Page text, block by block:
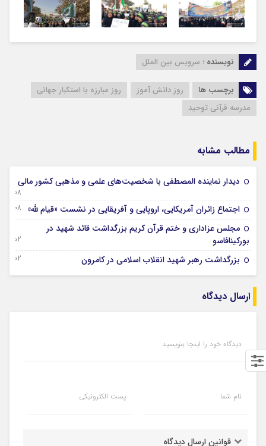
نویسنده : سرویس بین الملل
برچسب ها روز دانش آموز
روز مبارزه با استکبار جهانی
مدرسه قرآنی توحید
مطالب مشابه
دیدار نماینده المصطفی با شخصیت‌های علمی و مذهبی کشور مالی
08 آگوست 2026
اجتماع زائران آمریکایی، اروپایی و آفریقایی در نشست «قیام لله» 08 آگوست 2026
مجلس عزاداری و ختم قرآن کریم بزرگداشت قائد شهید در
بورکینافاسو
02 آگوست 2026
بزرگداشت رهبر شهید انقلاب اسلامی در کامرون 02 آگوست 2026
ارسال دیدگاه
دیدگاه خود را اینجا بنویسید
نام شما پست الکترونیکی
قوانین ارسال دیدگاه